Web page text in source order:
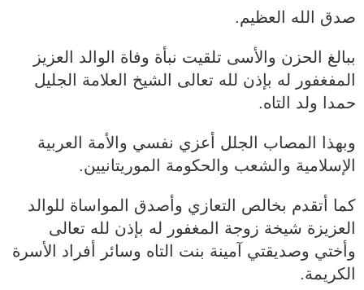
صدق الله العظيم.
ببالغ الحزن والأسى تلقيت نبأة وفاة الوالد العزيز
المفغفور له بإذن لله تعالى الشيخ العلامة الجليل
حمدا ولد التاه.
وبهذا المصاب الجلل أعزي نفسي والأمة العربية
الإسلامية والشعب والحكومة الموريتانيين.
كما أتقدم بخالص التعازي وأصدق المواساة للوالد
العزيزة شيخة زوجة المغفور له بإذن لله تعالى
وأختي وصديقتي آمينة بنت التاه وسائر أفراد الأسرة
الكريمة.